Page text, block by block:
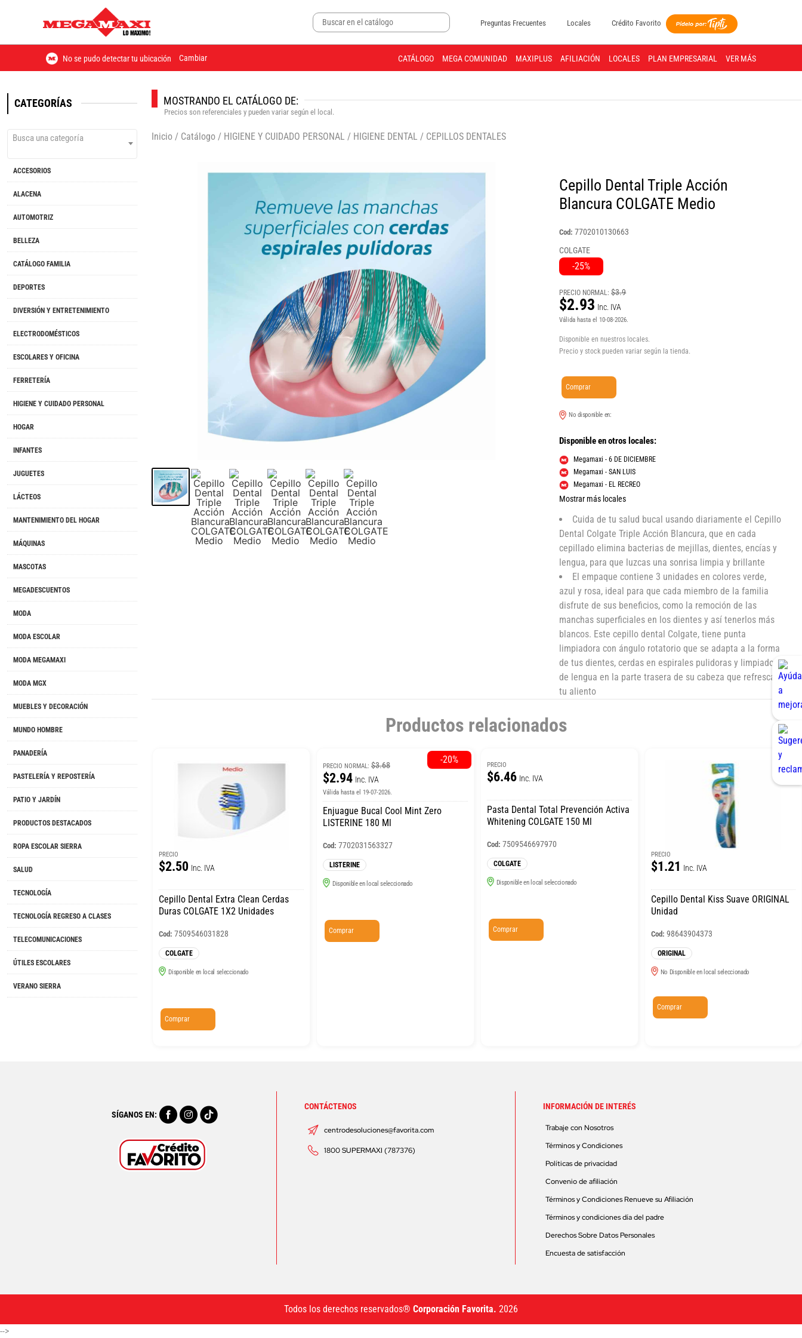
Preguntas Frecuentes Locales Crédito Favorito
No se pudo detectar tu ubicación Cambiar CATÁLOGO MEGA COMUNIDAD MAXIPLUS AFILIACIÓN LOCALES PLAN EMPRESARIAL VER MÁS
CATEGORÍAS
Busca una categoría
ACCESORIOS
ALACENA
AUTOMOTRIZ
BELLEZA
CATÁLOGO FAMILIA
DEPORTES
DIVERSIÓN Y ENTRETENIMIENTO
ELECTRODOMÉSTICOS
ESCOLARES Y OFICINA
FERRETERÍA
HIGIENE Y CUIDADO PERSONAL
HOGAR
INFANTES
JUGUETES
LÁCTEOS
MANTENIMIENTO DEL HOGAR
MÁQUINAS
MASCOTAS
MEGADESCUENTOS
MODA
MODA ESCOLAR
MODA MEGAMAXI
MODA MGX
MUEBLES Y DECORACIÓN
MUNDO HOMBRE
PANADERÍA
PASTELERÍA Y REPOSTERÍA
PATIO Y JARDÍN
PRODUCTOS DESTACADOS
ROPA ESCOLAR SIERRA
SALUD
TECNOLOGÍA
TECNOLOGÍA REGRESO A CLASES
TELECOMUNICACIONES
ÚTILES ESCOLARES
VERANO SIERRA
MOSTRANDO EL CATÁLOGO DE:
Precios son referenciales y pueden variar según el local.
Inicio / Catálogo / HIGIENE Y CUIDADO PERSONAL / HIGIENE DENTAL / CEPILLOS DENTALES
Cepillo Dental Triple Acción
Blancura COLGATE Medio
Cod: 7702010130663
COLGATE
-25%
PRECIO NORMAL:$3.9
$2.93 Inc. IVA
Válida hasta el 10-08-2026.
Disponible en nuestros locales.
Precio y stock pueden variar según la tienda.
Comprar
No disponible en:
Disponible en otros locales:
Megamaxi - 6 DE DICIEMBRE
Megamaxi - SAN LUIS
Megamaxi - EL RECREO
Mostrar más locales
Cuida de tu salud bucal usando diariamente el Cepillo
Dental Colgate Triple Acción Blancura, que en cada
cepillado elimina bacterias de mejillas, dientes, encías y
lengua, para que luzcas una sonrisa limpia y brillante
El empaque contiene 3 unidades en colores verde,
azul y rosa, ideal para que cada miembro de la familia
disfrute de sus beneficios, como la remoción de las
manchas superficiales en los dientes y así tenerlos más
blancos. Este cepillo dental Colgate, tiene punta
limpiadora con ángulo rotatorio que se adapta a la forma
de tus dientes, cerdas en espirales pulidoras y limpiador
de lengua en la parte trasera de su cabeza que refresca
tu aliento
Productos relacionados
PRECIO
$2.50 Inc. IVA
Cepillo Dental Extra Clean Cerdas
Duras COLGATE 1X2 Unidades
Cod: 7509546031828
COLGATE
Disponible en local seleccionado
Comprar
PRECIO NORMAL:$3.68
$2.94 Inc. IVA
Válida hasta el 19-07-2026.
Enjuague Bucal Cool Mint Zero
LISTERINE 180 Ml
Cod: 7702031563327
LISTERINE
Disponible en local seleccionado
Comprar
-20% PRECIO
$6.46 Inc. IVA
Pasta Dental Total Prevención Activa
Whitening COLGATE 150 Ml
Cod: 7509546697970
COLGATE
Disponible en local seleccionado
Comprar
PRECIO
$1.21 Inc. IVA
Cepillo Dental Kiss Suave ORIGINAL
Unidad
Cod: 98643904373
ORIGINAL
No Disponible en local seleccionado
Comprar
SÍGANOS EN:
CONTÁCTENOS
centrodesoluciones@favorita.com
1800 SUPERMAXI (787376)
INFORMACIÓN DE INTERÉS
Trabaje con Nosotros
Términos y Condiciones
Políticas de privacidad
Convenio de afiliación
Términos y Condiciones Renueve su Afiliación
Términos y condiciones día del padre
Derechos Sobre Datos Personales
Encuesta de satisfacción
Todos los derechos reservados® Corporación Favorita. 2026
-->